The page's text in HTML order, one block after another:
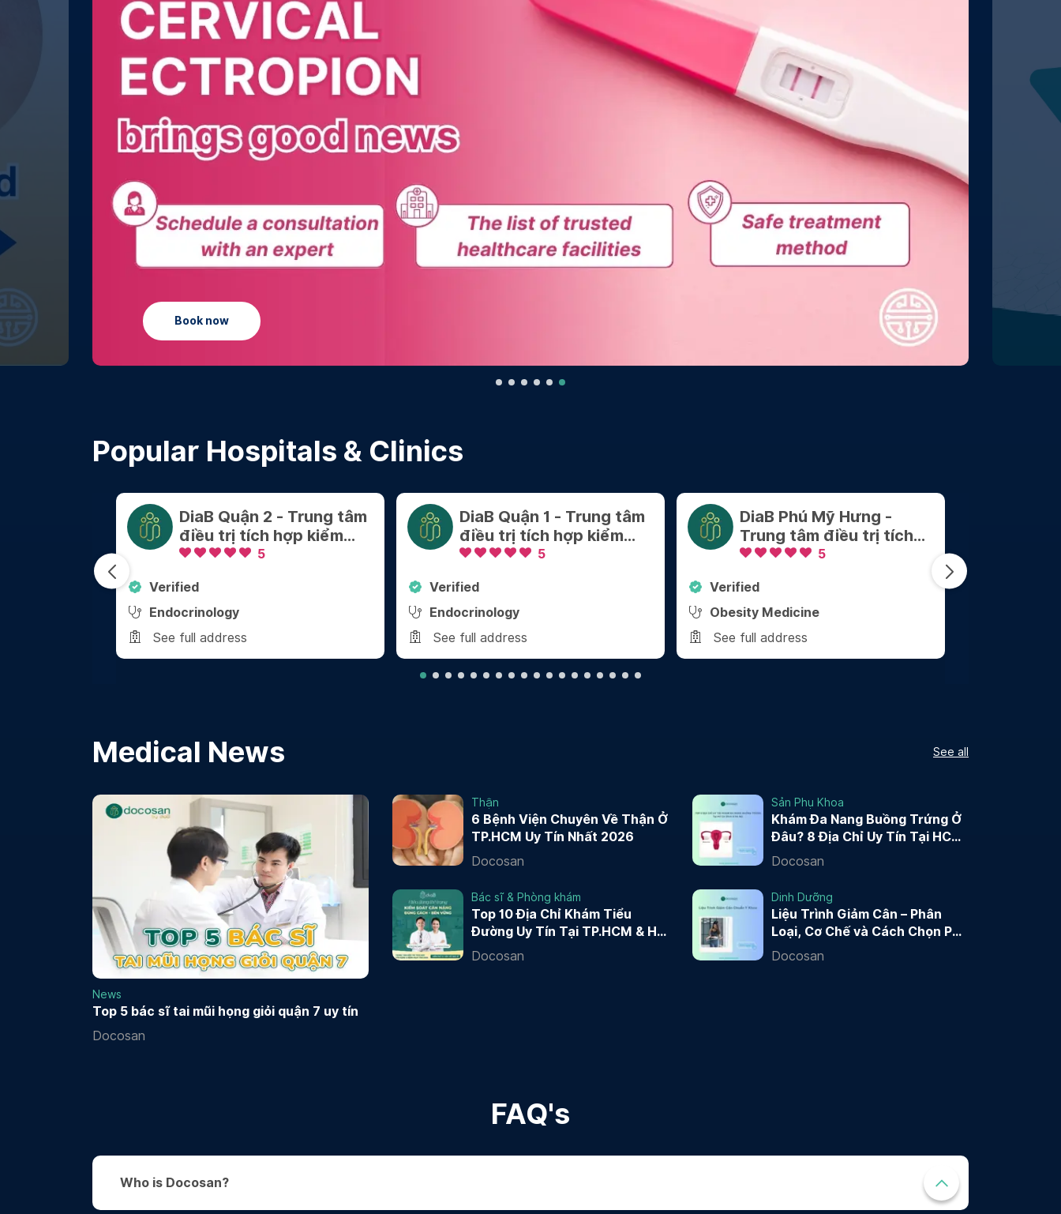
Popular Hospitals & Clinics
DiaB Quận 2 - Trung tâm
điều trị tích hợp kiểm
soát Cân nặng - Bệnh
5
Verified
Endocrinology
See full address
DiaB Quận 1 - Trung tâm
điều trị tích hợp kiểm
soát Cân nặng - Bệnh
5
Verified
Endocrinology
See full address
DiaB Phú Mỹ Hưng -
Trung tâm điều trị tích
hợp kiểm soát Cân nặng
5
Verified
Obesity Medicine
See full address
Medical News See all
News
Top 5 bác sĩ tai mũi họng giỏi quận 7 uy tín
Docosan
Thận
6 Bệnh Viện Chuyên Về Thận Ở
TP.HCM Uy Tín Nhất 2026
Docosan
Sản Phụ Khoa
Khám Đa Nang Buồng Trứng Ở
Đâu? 8 Địa Chỉ Uy Tín Tại HCM
và Hà Nội 2026
Docosan
Bác sĩ & Phòng khám
Top 10 Địa Chỉ Khám Tiểu
Đường Uy Tín Tại TP.HCM & Hà
Nội 2026
Docosan
Dinh Dưỡng
Liệu Trình Giảm Cân – Phân
Loại, Cơ Chế và Cách Chọn Phù
Hợp
Docosan
FAQ's
Who is Docosan?